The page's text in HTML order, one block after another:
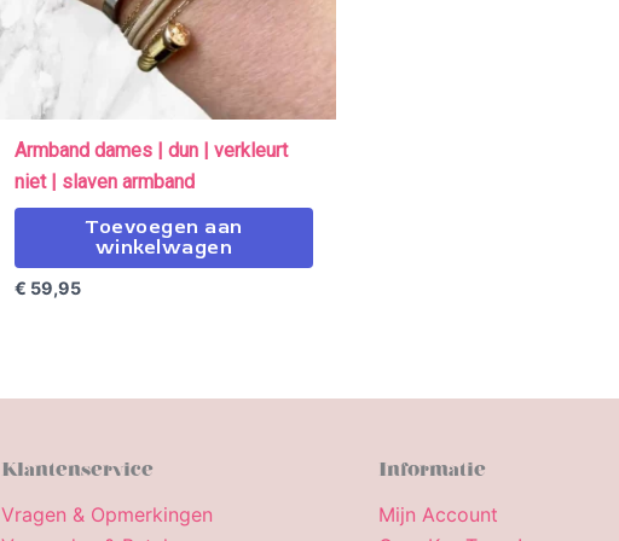
Armband dames | dun | verkleurt
niet | slaven armband
Toevoegen aan
winkelwagen
€ 59,95
Klantenservice
Vragen & Opmerkingen
Informatie
Mijn Account